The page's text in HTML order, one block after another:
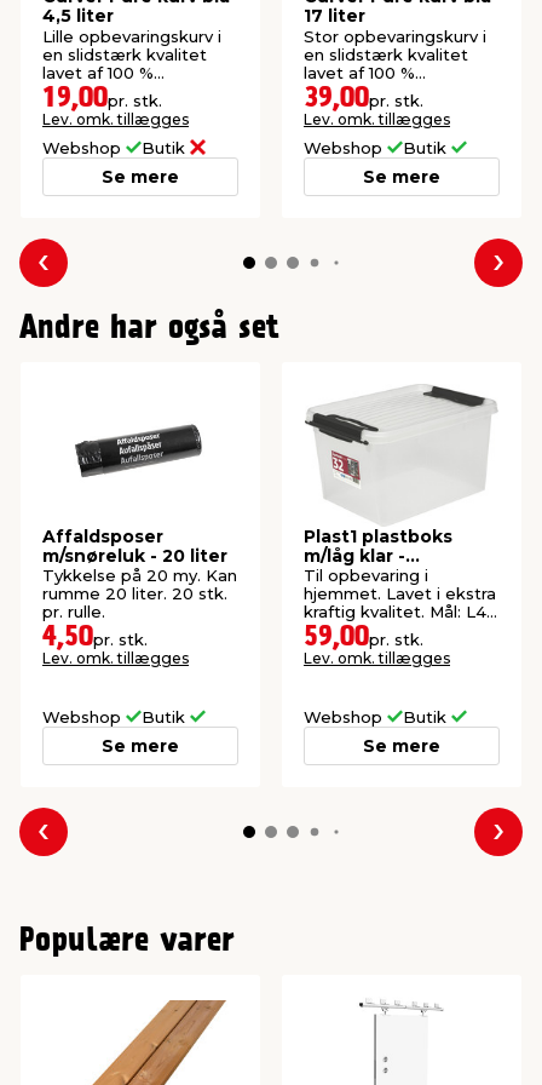
4,5 liter
Lille opbevaringskurv i
en slidstærk kvalitet
lavet af 100 %
genanvendt plast.
19,00pr. stk.
Lev. omk. tillægges
Webshop Butik
Se mere
17 liter
Stor opbevaringskurv i
en slidstærk kvalitet
lavet af 100 %
genanvendt plast.
39,00pr. stk.
Lev. omk. tillægges
Webshop Butik
Se mere
Forrige
Andre har også set
Affaldsposer
m/snøreluk - 20 liter
Tykkelse på 20 my. Kan
rumme 20 liter. 20 stk.
pr. rulle.
4,50pr. stk.
Lev. omk. tillægges
Webshop Butik
Se mere
Plast1 plastboks
m/låg klar -
SystemBox 32
Til opbevaring i
hjemmet. Lavet i ekstra
kraftig kvalitet. Mål: L47
x B34 x H27 cm.
59,00pr. stk.
Lev. omk. tillægges
Webshop Butik
Se mere
Forrige
Populære varer